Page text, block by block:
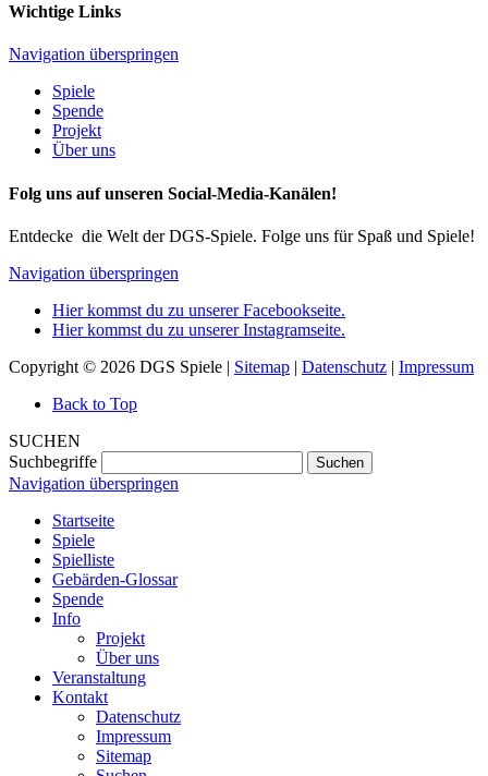
Wichtige Links
Navigation überspringen
Spiele
Spende
Projekt
Über uns
Folg uns auf unseren Social-Media-Kanälen!
Entdecke die Welt der DGS-Spiele. Folge uns für Spaß und Spiele!
Navigation überspringen
Hier kommst du zu unserer Facebookseite.
Hier kommst du zu unserer Instagramseite.
Copyright © 2026 DGS Spiele | Sitemap | Datenschutz | Impressum
Back to Top
SUCHEN
Suchbegriffe
Suchen
Navigation überspringen
Startseite
Spiele
Spielliste
Gebärden-Glossar
Spende
Info
Projekt
Über uns
Veranstaltung
Kontakt
Datenschutz
Impressum
Sitemap